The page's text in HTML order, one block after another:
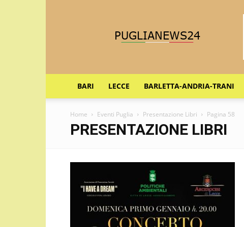
BARI LECCE BARLETTA-ANDRIA-TRANI
Home Eventi Puglia Presentazione Libri Pagina 58
PRESENTAZIONE LIBRI